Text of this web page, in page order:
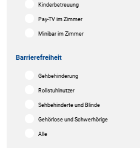
Kinderbetreuung
Pay-TV im Zimmer
Minibar im Zimmer
Barrierefreiheit
Gehbehinderung
Rollstuhlnutzer
Sehbehinderte und Blinde
Gehörlose und Schwerhörige
Alle